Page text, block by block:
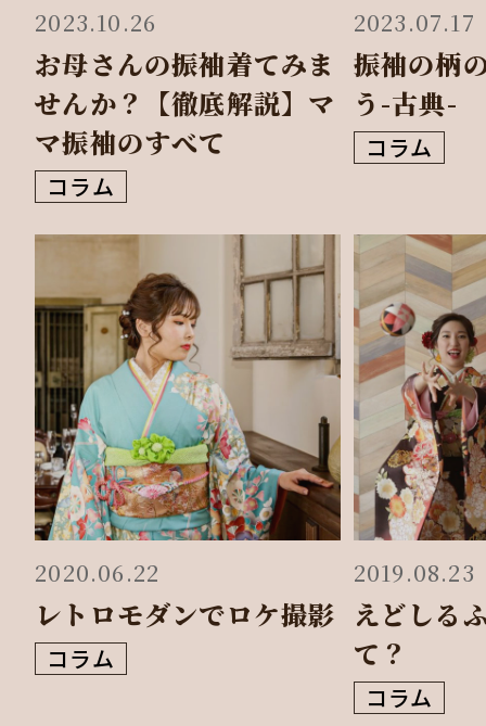
2023.10.26
お母さんの振袖着てみま
せんか？【徹底解説】マ
マ振袖のすべて
コラム
2023.07.17
振袖の柄
う-古典-
コラム
2020.06.22
レトロモダンでロケ撮影
コラム
2019.08.23
えどしる
て？
コラム